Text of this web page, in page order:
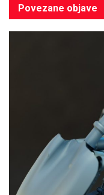
Povezane objave